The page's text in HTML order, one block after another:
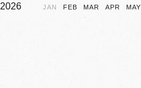
2026 JAN FEB MAR APR MAY